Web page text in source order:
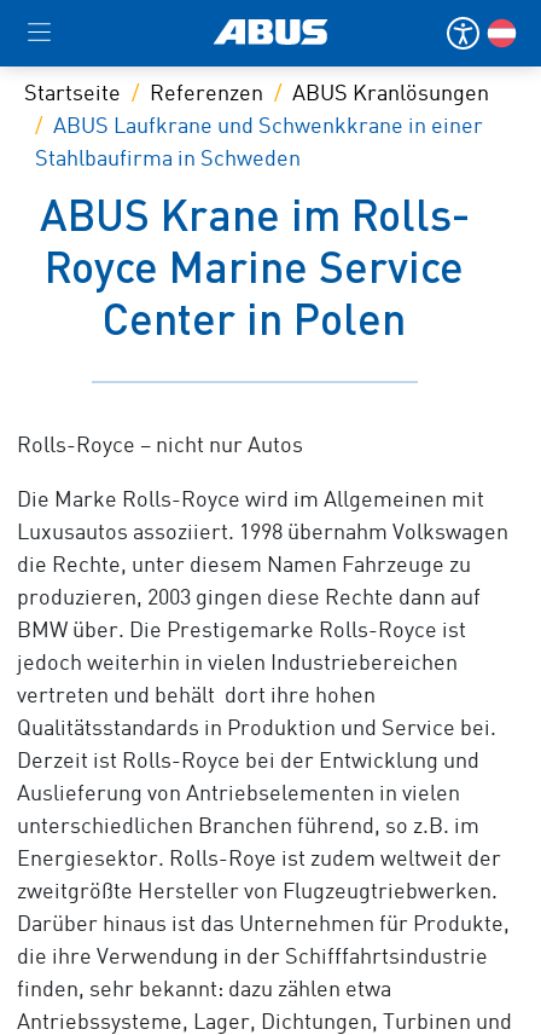
Startseite Referenzen
ABUS Kranlösungen
ABUS Laufkrane und Schwenkkrane in einer
Stahlbaufirma in Schweden
ABUS Krane im Rolls-
Royce Marine Service
Center in Polen
Rolls-Royce – nicht nur Autos
Die Marke Rolls-Royce wird im Allgemeinen mit
Luxusautos assoziiert. 1998 übernahm Volkswagen
die Rechte, unter diesem Namen Fahrzeuge zu
produzieren, 2003 gingen diese Rechte dann auf
BMW über. Die Prestigemarke Rolls-Royce ist
jedoch weiterhin in vielen Industriebereichen
vertreten und behält dort ihre hohen
Qualitätsstandards in Produktion und Service bei.
Derzeit ist Rolls-Royce bei der Entwicklung und
Auslieferung von Antriebselementen in vielen
unterschiedlichen Branchen führend, so z.B. im
Energiesektor. Rolls-Roye ist zudem weltweit der
zweitgrößte Hersteller von Flugzeugtriebwerken.
Darüber hinaus ist das Unternehmen für Produkte,
die ihre Verwendung in der Schifffahrtsindustrie
finden, sehr bekannt: dazu zählen etwa
Antriebssysteme, Lager, Dichtungen, Turbinen und